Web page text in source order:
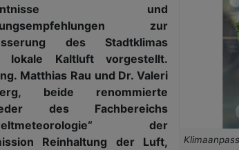
und
zur
des Stadtklimas
lokale Kaltluft vorgestellt.
Matthias Rau und Dr. Valeri
beide renommierte
des Fachbereichs
der
Reinhaltung der Luft,